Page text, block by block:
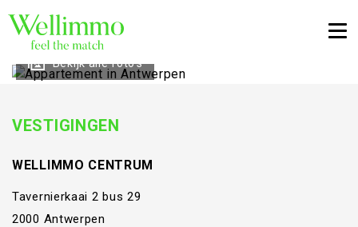
Bekijk alle foto's
VESTIGINGEN
WELLIMMO CENTRUM
Tavernierkaai 2 bus 29
2000 Antwerpen